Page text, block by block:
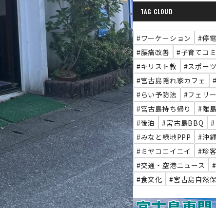
TAG CLOUD
#ワーケーション #停電
#腰痛改善
#子育てコ
#キリスト教
#スポー
#宮古島隠れ家カフェ
#らい予防法
#フェリ
#宮古島持ち帰り
#離
#後泊
#宮古島BBQ
#みなと緑地PPP
#沖
#ミヤコニイニイ
#珍
#交通・空港ニュース
#食文化
#宮古島自然